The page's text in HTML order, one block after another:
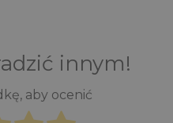
innym!
aby ocenić